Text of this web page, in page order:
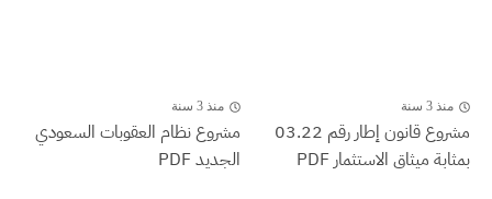
منذ 3 سنة
مشروع قانون إطار رقم 03.22
بمثابة ميثاق الاستثمار PDF
منذ 3 سنة
مشروع نظام العقوبات السعودي
الجديد PDF